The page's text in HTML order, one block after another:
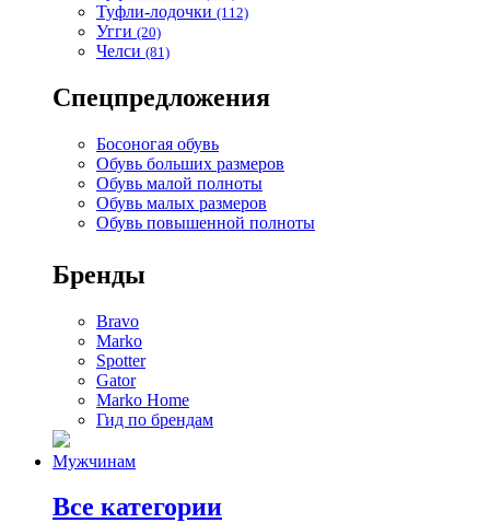
Туфли-лодочки (112)
Угги (20)
Челси (81)
Спецпредложения
Босоногая обувь
Обувь больших размеров
Обувь малой полноты
Обувь малых размеров
Обувь повышенной полноты
Бренды
Bravo
Marko
Spotter
Gator
Marko Home
Гид по брендам
Мужчинам
Все категории